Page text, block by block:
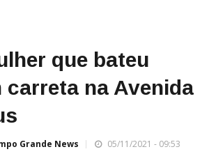
que bateu
carreta na Avenida
Grande News 05/11/2021 - 09:53